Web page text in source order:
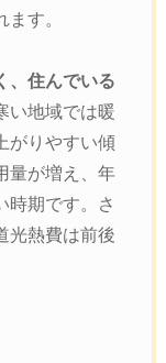
す。
、住んでいる
い地域では暖
がりやすい傾
量が増え、年
時期です。さ
光熱費は前後